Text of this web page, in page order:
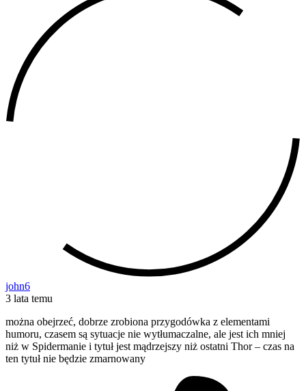
john6
3 lata temu
można obejrzeć, dobrze zrobiona przygodówka z elementami
humoru, czasem są sytuacje nie wytłumaczalne, ale jest ich mniej
niż w Spidermanie i tytuł jest mądrzejszy niż ostatni Thor – czas na
ten tytuł nie będzie zmarnowany